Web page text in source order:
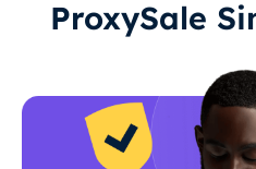
ProxySale